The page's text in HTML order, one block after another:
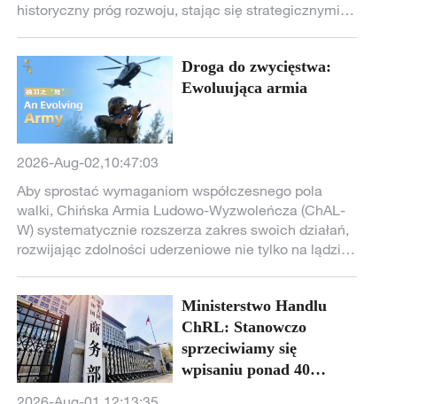
historyczny próg rozwoju, stając się strategicznymi
łączącymi operacje ofensywne i defensywne.
Podczas swojej drogi przez przestworza stawiają
pytania: Co wznosi się wyżej niż płaskowyż? Co
sięga dalej niż bezkresna pustynia? Co sięga głębiej
niż niebo?
Droga do zwycięstwa:
Ewoluująca armia
2026-Aug-02,10:47:03
Aby sprostać wymaganiom współczesnego pola
walki, Chińska Armia Ludowo-Wyzwoleńcza (ChAL-
W) systematycznie rozszerza zakres swoich działań,
rozwijając zdolności uderzeniowe nie tylko na lądzie,
udoskonalaniu taktyki Wojska Lądowe ChAL-W
nieustannie zwiększają swoje zdolności bojowe.
Nadążanie za zmieniającymi się realiami
współczesnych konfliktów sprawia, że elitarne
oddziały są zawsze gotowe do wykonania
Ministerstwo Handlu
ChRL: Stanowczo
sprzeciwiamy się
wpisaniu ponad 40